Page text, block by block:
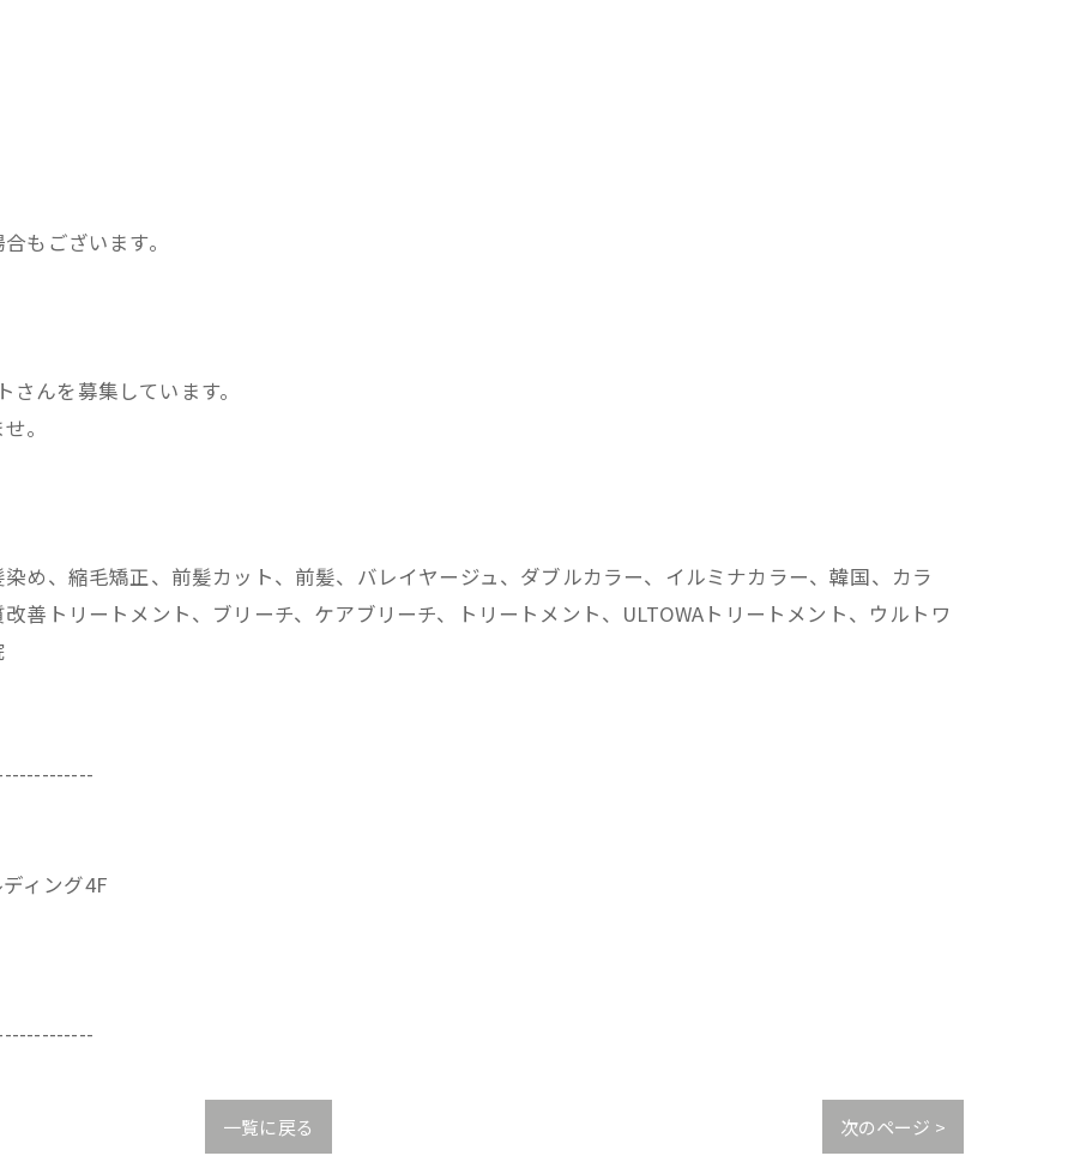
もございます。
んを募集しています。
。
め、縮毛矯正、前髪カット、前髪、バレイヤージュ、ダブルカラー、イルミナカラー、韓国、カラ
善トリートメント、ブリーチ、ケアブリーチ、トリートメント、ULTOWAトリートメント、ウルトワ
ィング4F
一覧に戻る 次のページ >